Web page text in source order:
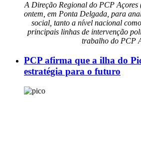
A Direção Regional do PCP Açores
ontem, em Ponta Delgada, para
social, tanto a nível nacional
principais linhas de intervenção
trabalho do PCP
PCP afirma que a ilha do
estratégia para o futuro